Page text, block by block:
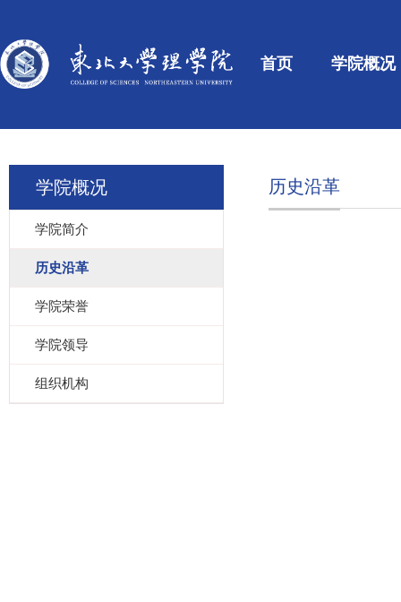
首页 学院概况
学院概况
学院简介
历史沿革
学院荣誉
学院领导
组织机构
历史沿革